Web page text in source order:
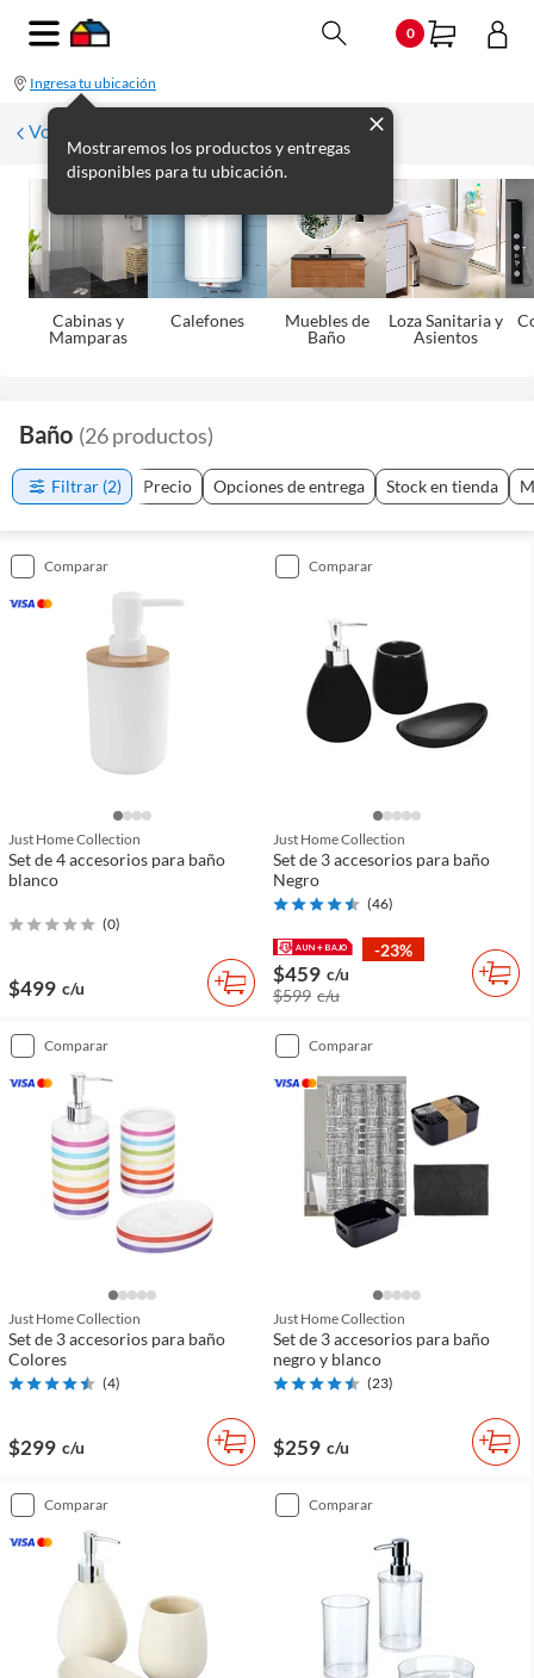
0
Ingresa tu ubicación
Mostraremos los productos y entregas
disponibles para tu ubicación.
Volver
Cabinas y
Mamparas
Calefones
Muebles de
Baño
Loza Sanitaria y
Asientos
Baño (26productos)
Filtrar (2) Precio Opciones de entrega Stock en tienda
comparar
Just Home Collection
Set de 4 accesorios para baño
blanco
(0)
$499 c/u
comparar
Just Home Collection
Set de 3 accesorios para baño
Negro
(46)
-23%
$459 c/u
$599 c/u
comparar
Just Home Collection
Set de 3 accesorios para baño
Colores
(4)
$299 c/u
comparar
Just Home Collection
Set de 3 accesorios para baño
negro y blanco
(23)
$259 c/u
comparar comparar